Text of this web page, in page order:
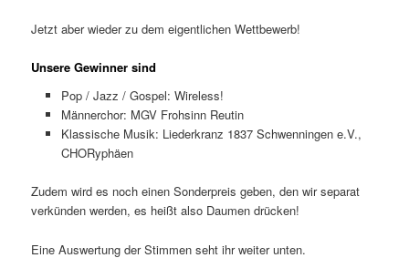
Jetzt aber wieder zu dem eigentlichen Wettbewerb!
Unsere Gewinner sind
Pop / Jazz / Gospel: Wireless!
Männerchor: MGV Frohsinn Reutin
Klassische Musik: Liederkranz 1837 Schwenningen e.V.,
CHORyphäen
Zudem wird es noch einen Sonderpreis geben, den wir separat
verkünden werden, es heißt also Daumen drücken!
Eine Auswertung der Stimmen seht ihr weiter unten.